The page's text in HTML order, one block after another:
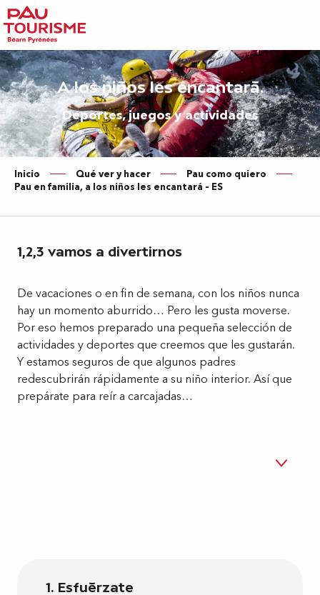
Aller
au
contenu
principal
A los niños les encantará.
Deportes, juegos y actividades
Inicio Qué ver y hacer
Pau como quiero
Pau en familia, a los niños les encantará – ES
1,2,3 vamos a divertirnos
De vacaciones o en fin de semana, con los niños nunca
hay un momento aburrido… Pero les gusta moverse.
Por eso hemos preparado una pequeña selección de
actividades y deportes que creemos que les gustarán.
Y estamos seguros de que algunos padres
redescubrirán rápidamente a su niño interior. Así que
prepárate para reír a carcajadas…
Hora de la merienda
1. Esfuérzate